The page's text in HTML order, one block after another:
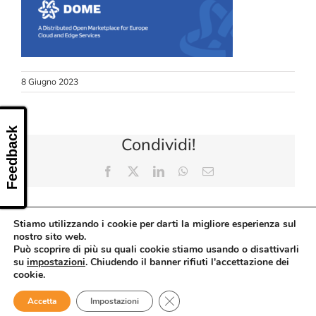
CONTATTI
8 Giugno 2023
Condividi!
Facebook LinkedInWhatsApp
Email
Stiamo utilizzando i cookie per darti la migliore esperienza sul
nostro sito web.
Può scoprire di più su quali cookie stiamo usando o disattivarli
su impostazioni. Chiudendo il banner rifiuti l'accettazione dei
cookie.
Accetta Impostazioni Close GDPR Cookie Banner
Feedback